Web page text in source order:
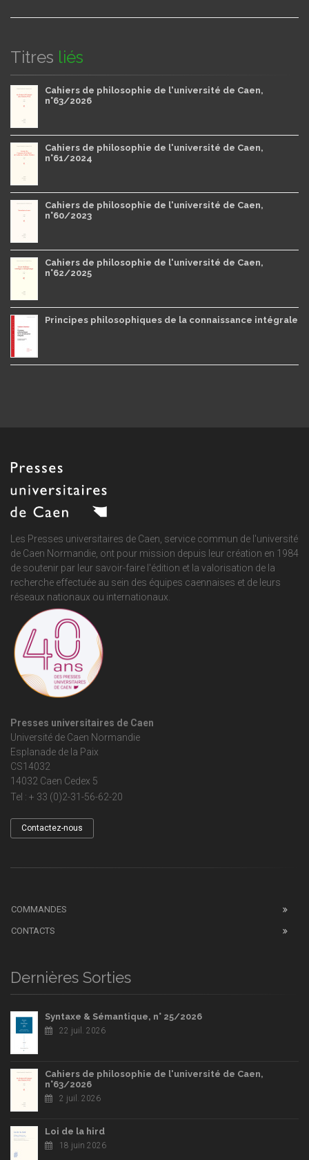
Titres liés
Cahiers de philosophie de l'université de Caen,
n°63/2026
Cahiers de philosophie de l'université de Caen,
n°61/2024
Cahiers de philosophie de l'université de Caen,
n°60/2023
Cahiers de philosophie de l'université de Caen,
n°62/2025
Principes philosophiques de la connaissance intégrale
Les Presses universitaires de Caen, service commun de l'université
de Caen Normandie , ont pour mission depuis leur création en 1984
de soutenir par leur savoir-faire l'édition et la valorisation de la
recherche effectuée au sein des équipes caennaises et de leurs
réseaux nationaux ou internationaux.
Presses universitaires de Caen
Université de Caen Normandie
Esplanade de la Paix
CS14032
14032 Caen Cedex 5
Tel : + 33 (0)2-31-56-62-20
Contactez-nous
COMMANDES
CONTACTS
Dernières Sorties
Syntaxe & Sémantique, n° 25/2026
22 juil. 2026
Cahiers de philosophie de l'université de Caen,
n°63/2026
2 juil. 2026
Loi de la hird
18 juin 2026